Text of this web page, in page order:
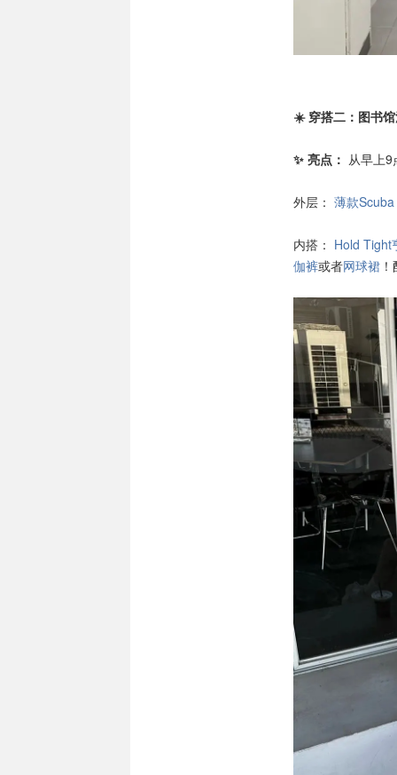
☀️ 穿搭二：图书
✨ 亮点： 从早上
外层： 薄款
内搭： Hold Tight
伽裤或者网球裙 ！